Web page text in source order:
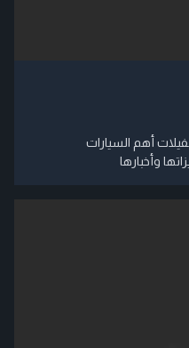
أهم السيارات
وأخبارها